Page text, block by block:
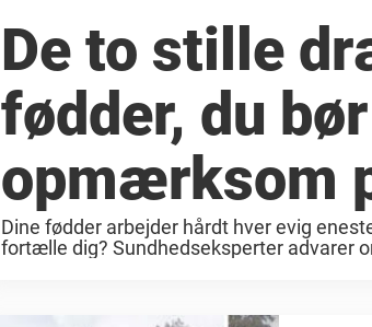
De to stille
fødder, du
opmærksom
Dine fødder arbejder hårdt hver evig
fortælle dig? Sundhedseksperter advarer